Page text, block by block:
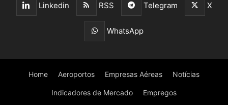
Linkedin RSS Telegram X
WhatsApp
Home Aeroportos Empresas Aéreas Notícias
Indicadores de Mercado Empregos